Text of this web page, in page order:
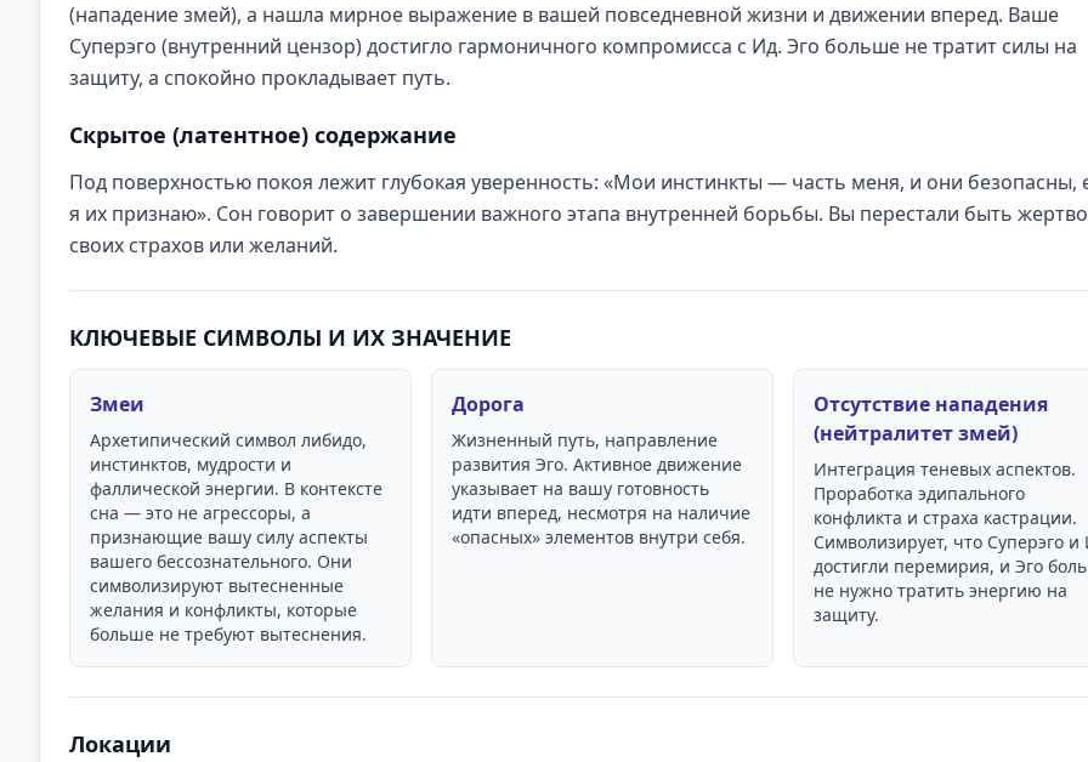
(нападение змей), а нашла мирное выражение в вашей повседневной жизни и движении вперед. Ваше
Суперэго (внутренний цензор) достигло гармоничного компромисса с Ид. Эго больше не тратит силы на
защиту, а спокойно прокладывает путь.
Скрытое (латентное) содержание
Под поверхностью покоя лежит глубокая уверенность: «Мои инстинкты — часть меня, и они безопасны,
я их признаю». Сон говорит о завершении важного этапа внутренней борьбы. Вы перестали быть
своих страхов или желаний.
КЛЮЧЕВЫЕ СИМВОЛЫ И ИХ ЗНАЧЕНИЕ
Змеи
Архетипический символ либидо,
инстинктов, мудрости и
фаллической энергии. В контексте
сна — это не агрессоры, а
признающие вашу силу аспекты
вашего бессознательного. Они
символизируют вытесненные
желания и конфликты, которые
больше не требуют вытеснения.
Дорога
Жизненный путь, направление
развития Эго. Активное движение
указывает на вашу готовность
идти вперед, несмотря на наличие
«опасных» элементов внутри себя.
Отсутствие нападения
(нейтралитет змей)
Интеграция теневых аспектов.
Проработка эдипального
конфликта и страха кастрации.
Символизирует, что Суперэго и
достигли перемирия, и Эго
не нужно тратить энергию на
защиту.
Локации